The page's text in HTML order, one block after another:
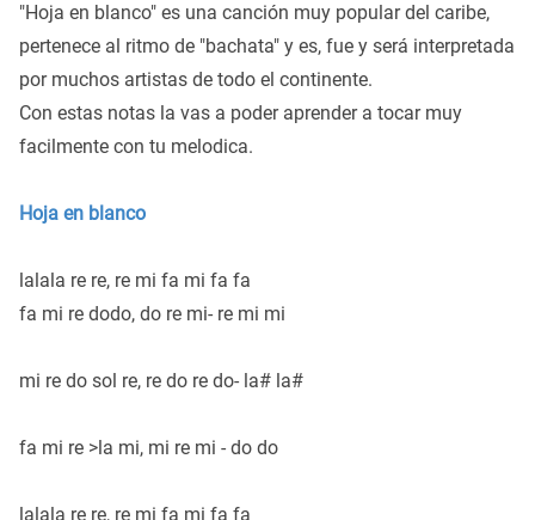
"Hoja en blanco" es una canción muy popular del caribe,
pertenece al ritmo de "bachata" y es, fue y será interpretada
por muchos artistas de todo el continente.
Con estas notas la vas a poder aprender a tocar muy
facilmente con tu melodica.
Hoja en blanco
lalala re re, re mi fa mi fa fa
fa mi re dodo, do re mi- re mi mi
mi re do sol re, re do re do- la# la#
fa mi re >la mi, mi re mi - do do
lalala re re, re mi fa mi fa fa